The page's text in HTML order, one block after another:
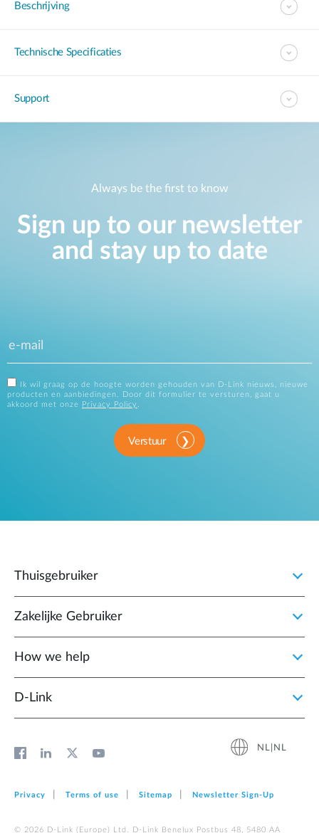
Beschrijving
Technische Specificaties
Support
Always be the first to know
Sign up to our newsletter
and stay up to date
Ik wil graag op de hoogte worden gehouden van D-Link nieuws, nieuwe
producten en aanbiedingen. Door dit formulier te versturen, gaat u
akkoord met onze
Privacy Policy .
Verstuur
Thuisgebruiker
Zakelijke Gebruiker
How we help
D‑Link
NL|NL
Privacy Terms of use Sitemap Newsletter Sign‑Up
© 2026 D‑Link (Europe) Ltd. D-Link Benelux Postbus 48, 5480 AA